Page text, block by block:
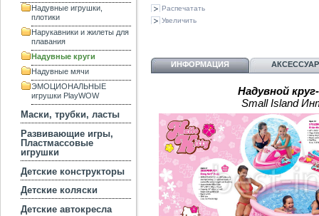
Надувные игрушки,
плотики
Нарукавники и жилеты для
плавания
Надувные круги
Надувные мячи
ЭМОЦИОНАЛЬНЫЕ
игрушки PlayWOW
Маски, трубки, ласты
Развивающие игры,
Пластмассовые
игрушки
Детские конструкторы
Детские коляски
Детские автокресла
Распечатать
Увеличить
ИНФОРМАЦИЯ
Надувной
Small Island